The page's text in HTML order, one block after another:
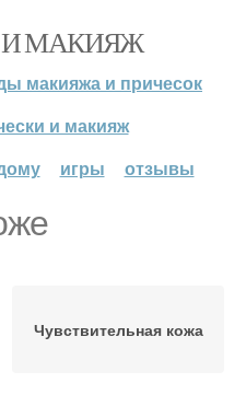
И МАКИЯЖ
макияжа и причесок
и макияж
игры отзывы
Чувствительная кожа